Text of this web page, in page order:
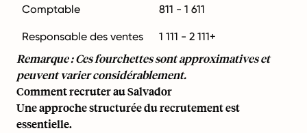
Comptable 811 - 1 611
Responsable des ventes 1 111 - 2 111+
Remarque : Ces fourchettes sont approximatives et
peuvent varier considérablement.
Comment recruter au Salvador
Une approche structurée du recrutement est
essentielle.